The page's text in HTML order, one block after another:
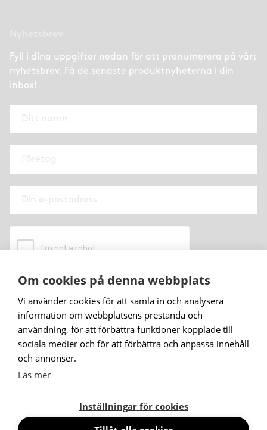
Fyll i dina uppgifter nedan för att prenumerera på vårt
nyhetsbrev. Få de senaste produktnyheterna i din
inbox!
du vår personuppgiftspolicy.
Prenumerera
Om cookies på denna webbplats
Vi använder cookies för att samla in och analysera
information om webbplatsens prestanda och
användning, för att förbättra funktioner kopplade till
sociala medier och för att förbättra och anpassa innehåll
och annonser.
Läs mer
Inställningar för cookies